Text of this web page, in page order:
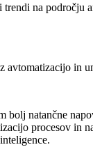
trendi na področju
avtomatizacijo in
bolj natančne
procesov in